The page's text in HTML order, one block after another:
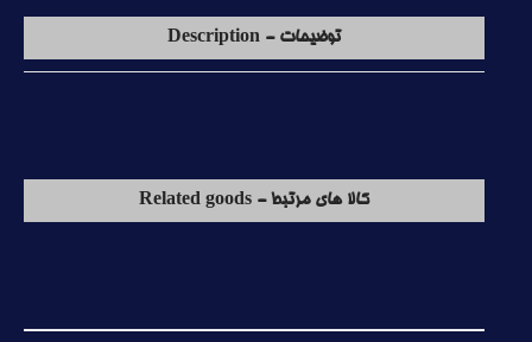
توضیحات - Description
کالا های مرتبط - Related goods